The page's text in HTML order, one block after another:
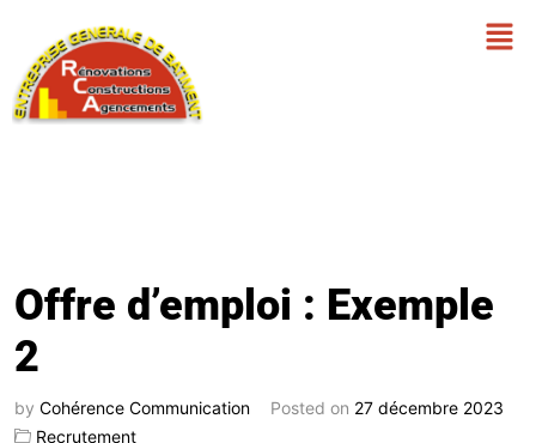
Offre d’emploi : Exemple
2
by Cohérence Communication Posted on 27 décembre 2023
Recrutement